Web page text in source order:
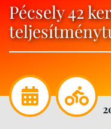
Pécsely 42